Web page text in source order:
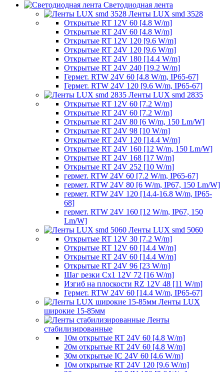
Светодиодная лента
Ленты LUX smd 3528
Открытые RT 12V 60 [4.8 W/m]
Открытые RT 24V 60 [4.8 W/m]
Открытые RT 12V 120 [9.6 W/m]
Открытые RT 24V 120 [9.6 W/m]
Открытые RT 24V 180 [14.4 W/m]
Открытые RT 24V 240 [19.2 W/m]
Гермет. RTW 24V 60 [4.8 W/m, IP65-67]
Гермет. RTW 24V 120 [9.6 W/m, IP65-67]
Ленты LUX smd 2835
Открытые RT 12V 60 [7.2 W/m]
Открытые RT 24V 60 [7.2 W/m]
Открытые RT 24V 80 [6 W/m, 150 Lm/W]
Открытые RT 24V 98 [10 W/m]
Открытые RT 24V 120 [14.4 W/m]
Открытые RT 24V 160 [12 W/m, 150 Lm/W]
Открытые RT 24V 168 [17 W/m]
Открытые RT 24V 252 [10 W/m]
гермет. RTW 24V 60 [7.2 W/m, IP65-67]
гермет. RTW 24V 80 [6 W/m, IP67, 150 Lm/W]
гермет. RTW 24V 120 [14.4-16.8 W/m, IP65-
68]
гермет. RTW 24V 160 [12 W/m, IP67, 150
Lm/W]
Ленты LUX smd 5060
Открытые RT 12V 30 [7.2 W/m]
Открытые RT 12V 60 [14.4 W/m]
Открытые RT 24V 60 [14.4 W/m]
Открытые RT 24V 96 [23 W/m]
Шаг резки Cx1 12V 72 [16 W/m]
Изгиб на плоскости RZ 12V 48 [11 W/m]
Гермет. RTW 24V 60 [14.4 W/m, IP65-67]
Ленты LUX
широкие 15-85мм
Ленты
стабилизированные
10м открытые RT 24V 60 [4.8 W/m]
20м открытые RT 24V 60 [4.8 W/m]
30м открытые IC 24V 60 [4.6 W/m]
10м открытые RT 24V 120 [9.6 W/m]